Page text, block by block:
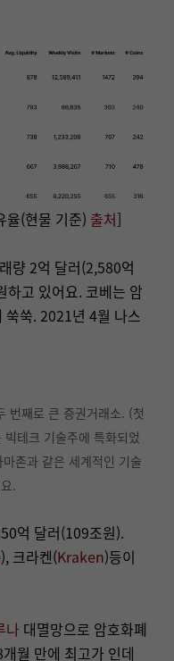
율(현물 기준) 출처]
량 2억 달러(2,580억
하고 있어요. 코베는 암
쑥쑥. 2021년 4월 나스
번째로 큰 증권거래소. (첫
테크 기술주에 특화되었
존과 같은 세계적인 기술
.
억 달러(109조원).
), 크라켄(Kraken)등이
나 대멸망으로 암호화폐
월 만에 최고가 인데